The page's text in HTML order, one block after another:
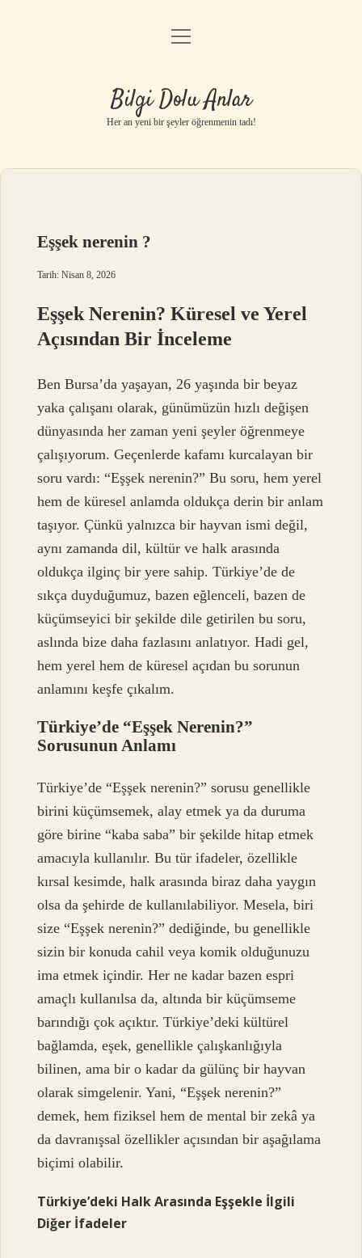
Anasayfa
Yasal Uyarı
menüyü
Bilgi Dolu Anlar
Her an yeni bir şeyler öğrenmenin tadı!
Eşşek nerenin ?
Tarih: Nisan 8, 2026
Eşşek Nerenin? Küresel ve Yerel
Açısından Bir İnceleme
Ben Bursa’da yaşayan, 26 yaşında bir beyaz
yaka çalışanı olarak, günümüzün hızlı değişen
dünyasında her zaman yeni şeyler öğrenmeye
çalışıyorum. Geçenlerde kafamı kurcalayan bir
soru vardı: “Eşşek nerenin?” Bu soru, hem yerel
hem de küresel anlamda oldukça derin bir anlam
taşıyor. Çünkü yalnızca bir hayvan ismi değil,
aynı zamanda dil, kültür ve halk arasında
oldukça ilginç bir yere sahip. Türkiye’de de
sıkça duyduğumuz, bazen eğlenceli, bazen de
küçümseyici bir şekilde dile getirilen bu soru,
aslında bize daha fazlasını anlatıyor. Hadi gel,
hem yerel hem de küresel açıdan bu sorunun
anlamını keşfe çıkalım.
Türkiye’de “Eşşek Nerenin?”
Sorusunun Anlamı
Türkiye’de “Eşşek nerenin?” sorusu genellikle
birini küçümsemek, alay etmek ya da duruma
göre birine “kaba saba” bir şekilde hitap etmek
amacıyla kullanılır. Bu tür ifadeler, özellikle
kırsal kesimde, halk arasında biraz daha yaygın
olsa da şehirde de kullanılabiliyor. Mesela, biri
size “Eşşek nerenin?” dediğinde, bu genellikle
sizin bir konuda cahil veya komik olduğunuzu
ima etmek içindir. Her ne kadar bazen espri
amaçlı kullanılsa da, altında bir küçümseme
barındığı çok açıktır. Türkiye’deki kültürel
bağlamda, eşek, genellikle çalışkanlığıyla
bilinen, ama bir o kadar da gülünç bir hayvan
olarak simgelenir. Yani, “Eşşek nerenin?”
demek, hem fiziksel hem de mental bir zekâ ya
da davranışsal özellikler açısından bir aşağılama
biçimi olabilir.
Türkiye’deki Halk Arasında Eşşekle İlgili
Diğer İfadeler